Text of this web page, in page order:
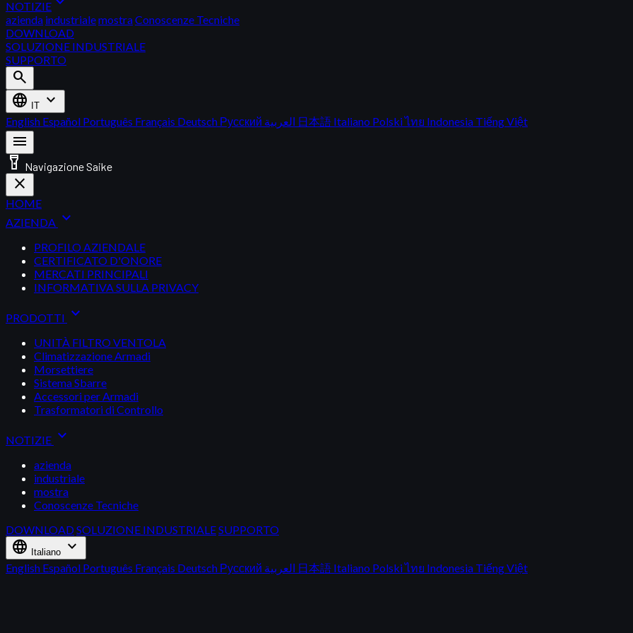
NOTIZIE
azienda industrialemostraConoscenze Tecniche
DOWNLOAD
SOLUZIONE INDUSTRIALE
SUPPORTO
search
language
IT expand_more
English Español Português Français Deutsch Русский 日本語 Italiano Polskiไทย Indonesia Tiếng Việt
menu
flashlight_on Navigazione Saike
close
HOME
AZIENDA expand_more
PROFILO AZIENDALE
CERTIFICATO D'ONORE
MERCATI PRINCIPALI
INFORMATIVA SULLA PRIVACY
PRODOTTI expand_more
UNITÀ FILTRO VENTOLA
Climatizzazione Armadi
Morsettiere
Sistema Sbarre
Accessori per Armadi
Trasformatori di Controllo
NOTIZIE expand_more
azienda
industriale
mostra
Conoscenze Tecniche
DOWNLOADSOLUZIONE INDUSTRIALESUPPORTO
language Italiano expand_more
English Español Português Français Deutsch Русский 日本語 Italiano Polskiไทย Indonesia Tiếng Việt